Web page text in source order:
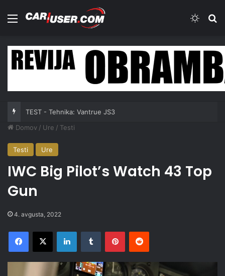
Meni
TEST - Tehnika: Vantrue JS3
Domov / Ure / Testi
Testi Ure
IWC Big Pilot’s Watch 43 Top
Gun
4. avgusta, 2022
Facebook
X LinkedInTumblr PinterestReddit